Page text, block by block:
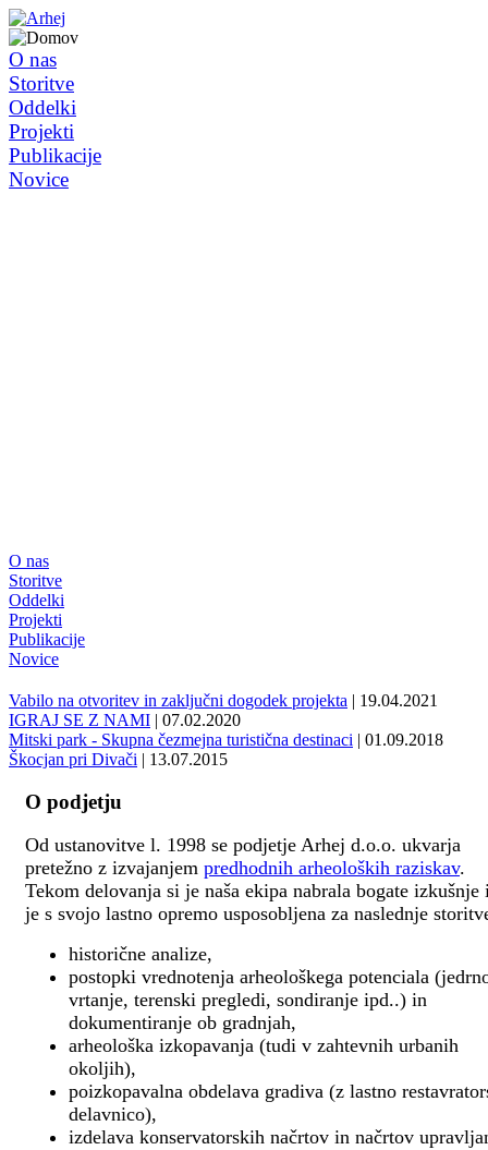
O nas
Storitve
Oddelki
Projekti
Publikacije
Novice
O nas
Storitve
Oddelki
Projekti
Publikacije
Novice
Vabilo na otvoritev in zaključni dogodek projekta | 19.04.2021
IGRAJ SE Z NAMI | 07.02.2020
Mitski park - Skupna čezmejna turistična destinaci | 01.09.2018
Škocjan pri Divači | 13.07.2015
O podjetju
Od ustanovitve l. 1998 se podjetje Arhej d.o.o. ukvarja
pretežno z izvajanjem predhodnih arheoloških raziskav.
Tekom delovanja si je naša ekipa nabrala bogate izkušnje
je s svojo lastno opremo usposobljena za naslednje
historične analize,
postopki vrednotenja arheološkega potenciala
vrtanje, terenski pregledi, sondiranje ipd..) in
dokumentiranje ob gradnjah,
arheološka izkopavanja (tudi v zahtevnih urbanih
okoljih),
poizkopavalna obdelava gradiva (z lastno
delavnico),
izdelava konservatorskih načrtov in načrtov